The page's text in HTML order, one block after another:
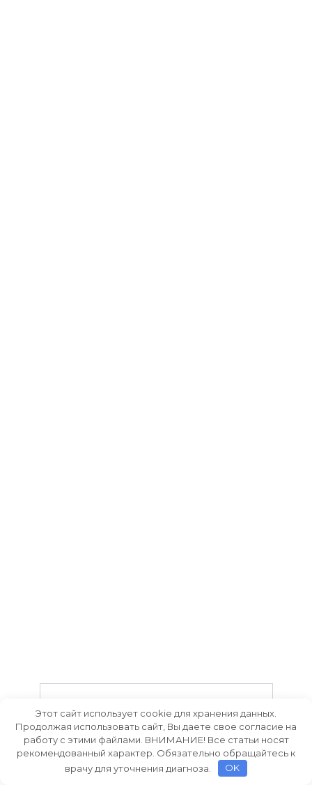
Симптомы во время операции 1 —
Кохера-Волковича —
Этот сайт использует cookie для хранения данных.
Продолжая использовать сайт, Вы даете свое согласие на
работу с этими файлами. ВНИМАНИЕ! Все статьи носят
рекомендованный характер. Обязательно обращайтесь к
врачу для уточнения диагноза.
OK